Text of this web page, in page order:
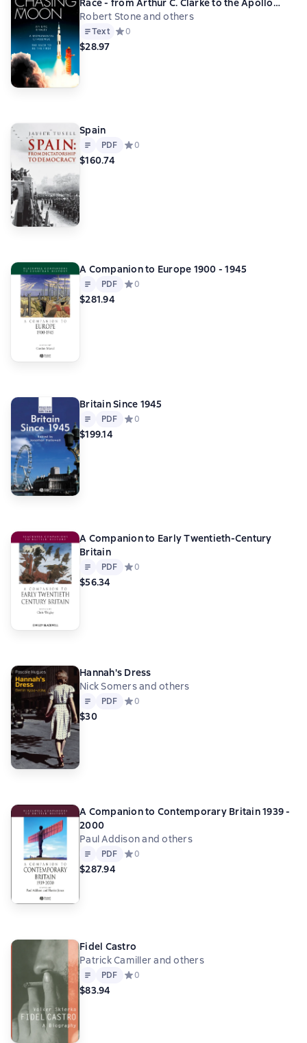
Race - from Arthur C. Clarke to the Apollo
landingsRobert Stone and others
Text Средний рейтинг 0 на основе 0 оценок
0
$28.97
Spain
Text PDF
PDF Средний рейтинг 0 на основе 0 оценок
0
$160.74
A Companion to Europe 1900 - 1945
Text PDF
PDF Средний рейтинг 0 на основе 0 оценок
0
$281.94
Britain Since 1945
Text PDF
PDF Средний рейтинг 0 на основе 0 оценок
0
$199.14
A Companion to Early Twentieth-Century
Britain
Text PDF
PDF Средний рейтинг 0 на основе 0 оценок
0
$56.34
Hannah's Dress
Nick Somers and others
Text PDF
PDF Средний рейтинг 0 на основе 0 оценок
0
$30
A Companion to Contemporary Britain 1939 -
2000
Paul Addison and others
Text PDF
PDF Средний рейтинг 0 на основе 0 оценок
0
$287.94
Fidel Castro
Patrick Camiller and others
Text PDF
PDF Средний рейтинг 0 на основе 0 оценок
0
$83.94